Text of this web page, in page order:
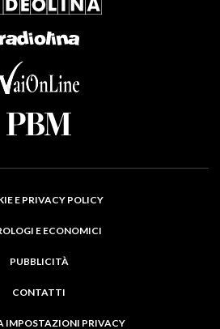
E PRIVACY POLICY
E ECONOMICI
PUBBLICITÀ
CONTATTI
IMPOSTAZIONI PRIVACY